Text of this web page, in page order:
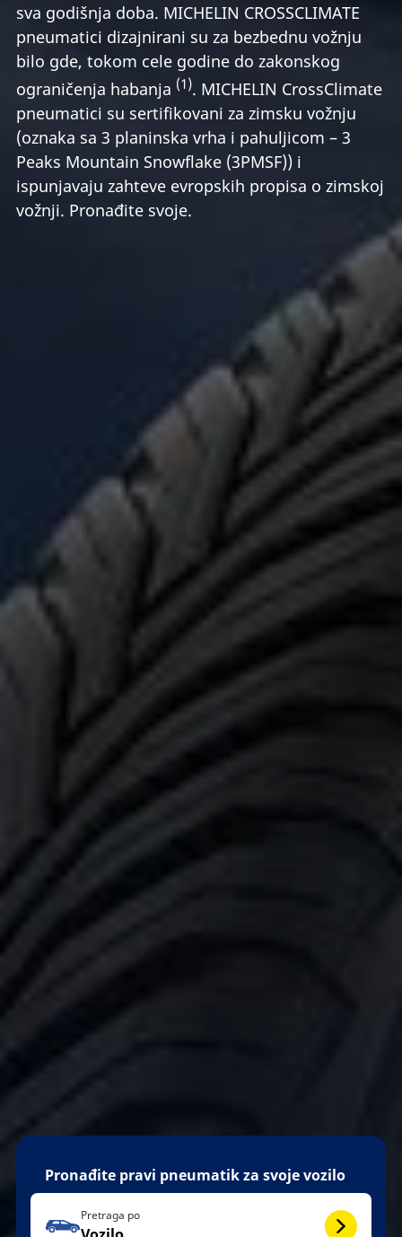
sva godišnja doba. MICHELIN CROSSCLIMATE
pneumatici dizajnirani su za bezbednu vožnju
bilo gde, tokom cele godine do zakonskog
ograničenja habanja (1). MICHELIN CrossClimate
pneumatici su sertifikovani za zimsku vožnju
(oznaka sa 3 planinska vrha i pahuljicom – 3
Peaks Mountain Snowflake (3PMSF)) i
ispunjavaju zahteve evropskih propisa o zimskoj
vožnji. Pronađite svoje.
Pronađite pravi pneumatik za svoje vozilo
Pretraga po